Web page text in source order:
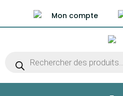
produits
Mon compte